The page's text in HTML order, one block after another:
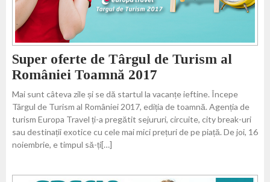
Super oferte de Târgul de Turism al
României Toamnă 2017
Mai sunt câteva zile și se dă startul la vacanțe ieftine. Începe
Târgul de Turism al României 2017, ediția de toamnă. Agenția de
turism Europa Travel ți-a pregătit sejururi, circuite, city break-uri
sau destinații exotice cu cele mai mici prețuri de pe piață. De joi, 16
noiembrie, e timpul să-ți[…]